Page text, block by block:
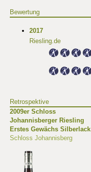
Bewertung
2017
Riesling.de
Retrospektive
2009er Schloss
Johannisberger Riesling
Erstes Gewächs Silberlack
Schloss Johannisberg